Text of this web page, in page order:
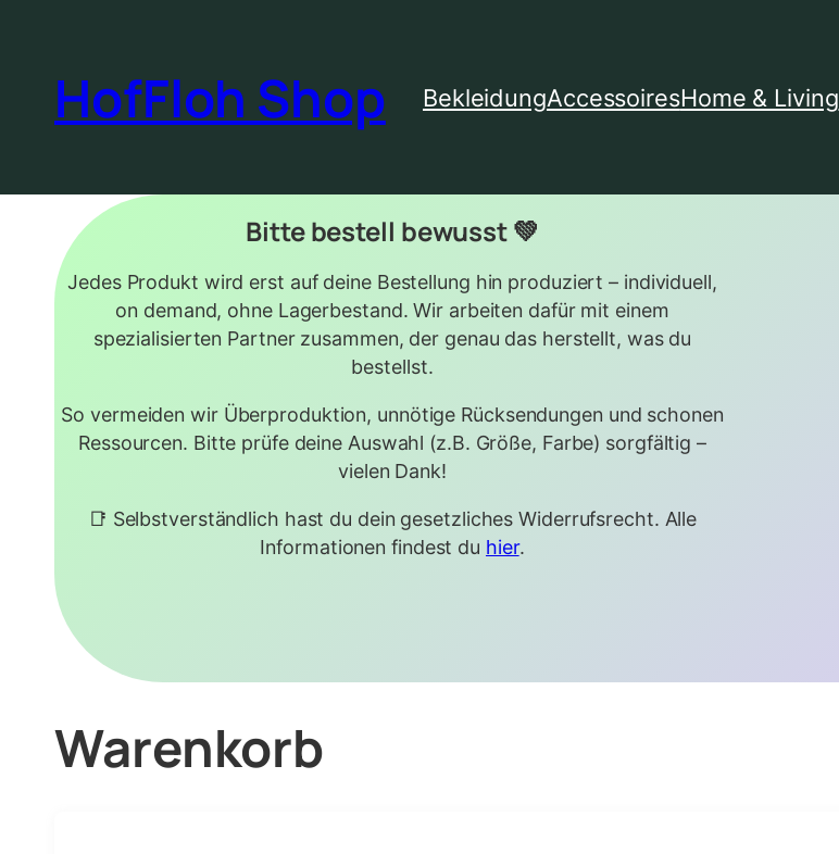
HofFloh Shop BekleidungAccessoiresHome & Living
Bitte bestell bewusst 💚
Jedes Produkt wird erst auf deine Bestellung hin produziert – individuell,
on demand, ohne Lagerbestand. Wir arbeiten dafür mit einem
spezialisierten Partner zusammen, der genau das herstellt, was du
bestellst.
So vermeiden wir Überproduktion, unnötige Rücksendungen und schonen
Ressourcen. Bitte prüfe deine Auswahl (z.B. Größe, Farbe) sorgfältig –
vielen Dank!
📑 Selbstverständlich hast du dein gesetzliches Widerrufsrecht. Alle
Informationen findest du hier.
Warenkorb